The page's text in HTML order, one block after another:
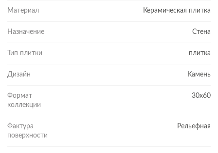
Материал Керамическая плитка
Назначение Стена
Тип плитки плитка
Дизайн Камень
Формат
коллекции
30x60
Фактура
поверхности
Рельефная